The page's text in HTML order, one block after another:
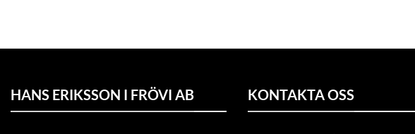
HANS ERIKSSON I FRÖVI AB KONTAKTA OSS